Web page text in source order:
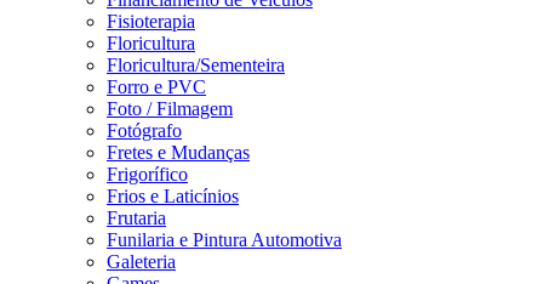
Fisioterapia
Floricultura
Floricultura/Sementeira
Forro e PVC
Foto / Filmagem
Fotógrafo
Fretes e Mudanças
Frigorífico
Frios e Laticínios
Frutaria
Funilaria e Pintura Automotiva
Galeteria